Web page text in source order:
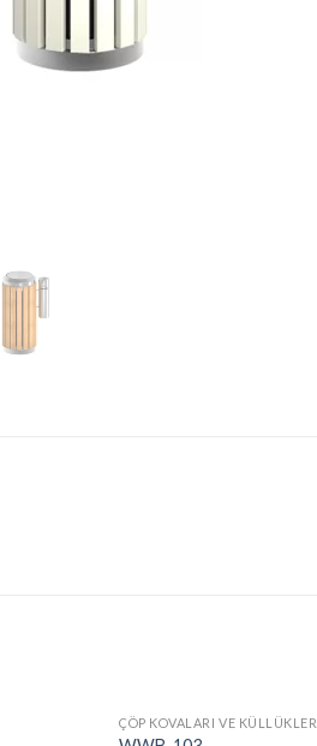
ÇÖP KOVALARI VE KÜLLÜKLER